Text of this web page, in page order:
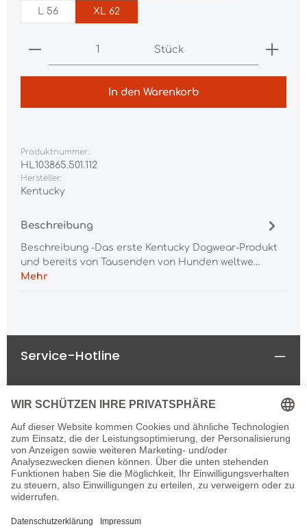
L 56 XL 62
Produkt Anzahl: Gib den gewünschten
Stück
In den Warenkorb
Produktnummer:
HL103865.501.112
Hersteller:
Kentucky
Beschreibung
Beschreibung -Das erste Kentucky Dogwear-Produkt
und bereits von Tausenden von Hunden weltwe…
Mehr
Service-Hotline
Rechtliches
Informationen
Newsletter